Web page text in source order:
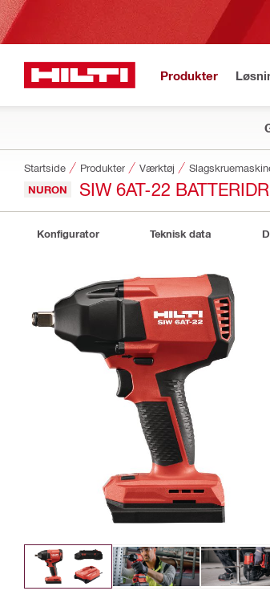
Produkter
Startside Produkter Værktøj
NURON SIW 6AT-22
Konfigurator Teknisk data